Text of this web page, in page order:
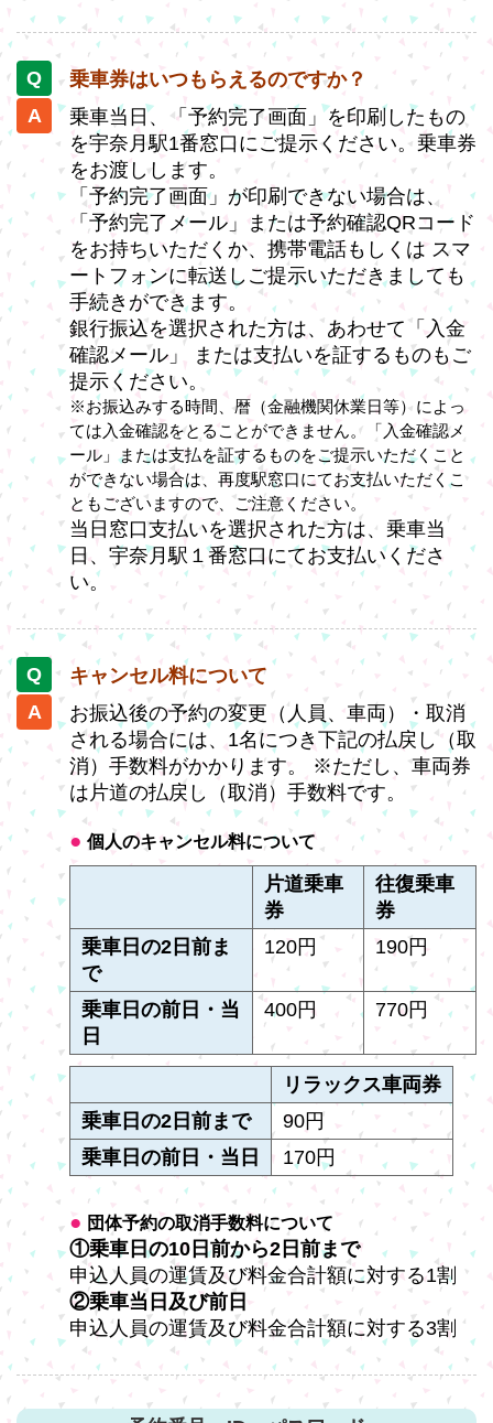
乗車券はいつもらえるのですか？
乗車当日、「予約完了画面」を印刷したもの
を宇奈月駅1番窓口にご提示ください。乗車券
をお渡しします。
「予約完了画面」が印刷できない場合は、
「予約完了メール」または予約確認QRコード
をお持ちいただくか、携帯電話もしくは スマ
ートフォンに転送しご提示いただきましても
手続きができます。
銀行振込を選択された方は、あわせて「入金
確認メール」 または支払いを証するものもご
提示ください。
※お振込みする時間、暦（金融機関休業日等）によっ
ては入金確認をとることができません。「入金確認メ
ール」または支払を証するものをご提示いただくこと
ができない場合は、再度駅窓口にてお支払いただくこ
ともございますので、ご注意ください。
当日窓口支払いを選択された方は、乗車当
日、宇奈月駅１番窓口にてお支払いくださ
い。
キャンセル料について
お振込後の予約の変更（人員、車両）・取消
される場合には、1名につき下記の払戻し（取
消）手数料がかかります。 ※ただし、車両券
は片道の払戻し（取消）手数料です。
個人のキャンセル料について
片道乗車
券
往復乗車
券
乗車日の2日前ま
で
120円 190円
乗車日の前日・当
日
400円 770円
リラックス車両券
乗車日の2日前まで
90円
乗車日の前日・当日
170円
団体予約の取消手数料について
①乗車日の10日前から2日前まで
申込人員の運賃及び料金合計額に対する1割
②乗車当日及び前日
申込人員の運賃及び料金合計額に対する3割